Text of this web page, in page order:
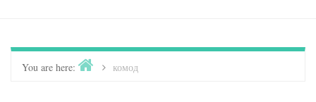
You are here: Homeкомод